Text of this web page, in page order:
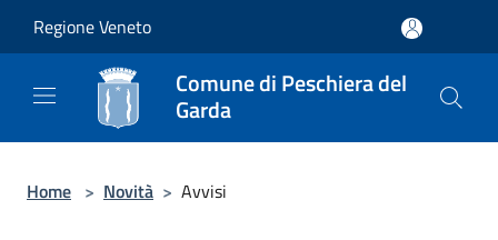
Regione Veneto
Comune di Peschiera del
Garda
Home > Novità > Avvisi